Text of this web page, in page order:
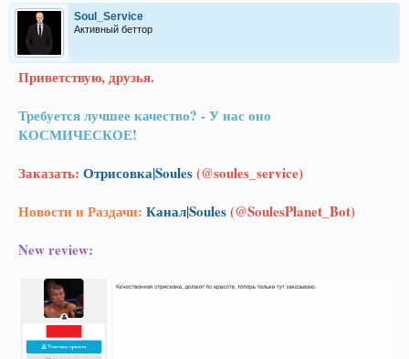
Soul_Service
Активный беттор
Приветствую, друзья.
Требуется лучшее качество? - У нас оно
КОСМИЧЕСКОЕ!
Заказать: Отрисовка|Soules(@soules_service)
Новости и Раздачи: Канал|Soules(@SoulesPlanet_Bot)
New review: